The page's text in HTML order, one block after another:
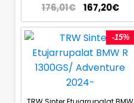
176,01€ 167,20€
-15%